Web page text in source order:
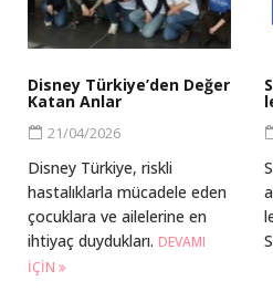
Disney Türkiye’den Değer
Katan Anlar
21/04/2026
Disney Türkiye, riskli
hastalıklarla mücadele eden
çocuklara ve ailelerine en
ihtiyaç duydukları. DEVAMI
IÇIN